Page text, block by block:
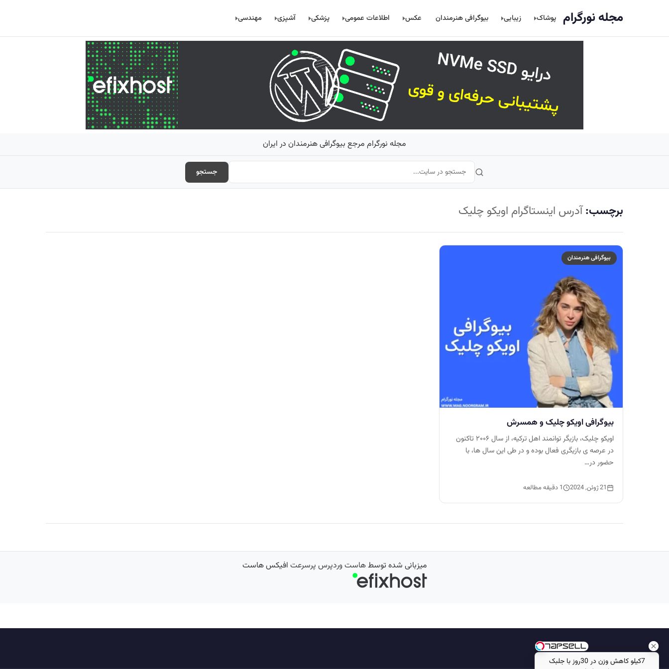
7کیلو کاهش وزن در 30روز با جلبک
مجله نورگرام پوشاک زیبایی بیوگرافی هنرمندان عکس اطلاعات عمومی پزشکی آشپزی مهندسی
مجله نورگرام مرجع بیوگرافی هنرمندان در ایران
جستجو
برچسب:آدرس اینستاگرام اویکو چلیک
بیوگرافی هنرمندان
بیوگرافی اویکو چلیک و همسرش
اویکو چلیک، بازیگر توانمند اهل ترکیه، از سال ۲۰۰۶ تاکنون
در عرصه ی بازیگری فعال بوده و در طی این سال ها، با
حضور در…
21 ژوئن, 2024 1 دقیقه مطالعه
میزبانی شده توسطهاست وردپرس پرسرعت افیکس هاست